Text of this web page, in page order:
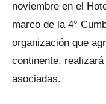
noviembre en el
marco de la 4°
organización que
continente,
asociadas.